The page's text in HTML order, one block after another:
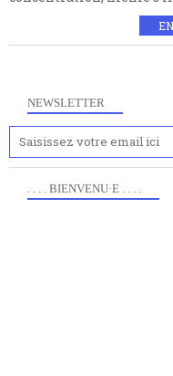
NEWSLETTER
. . . . BIENVENU·E . . . .